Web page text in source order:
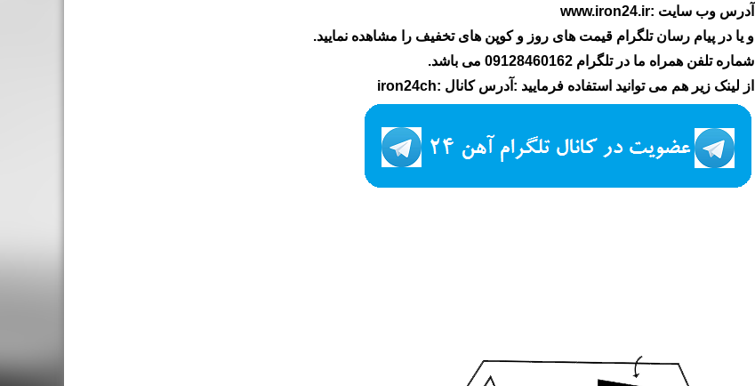
آدرس وب سایت :www.iron24.ir
و یا در پیام رسان تلگرام قیمت های روز و کوپن های تخفیف را مشاهده نمایید.
شماره تلفن همراه ما در تلگرام 09128460162 می باشد.
از لینک زیر هم می توانید استفاده فرمایید :آدرس کانال :iron24ch